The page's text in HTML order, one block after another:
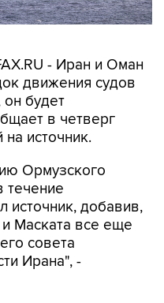
- Иран и Оман
движения судов
будет
в четверг
источник.
Ормузского
течение
источник, добавив,
Маската все еще
совета
Ирана", -